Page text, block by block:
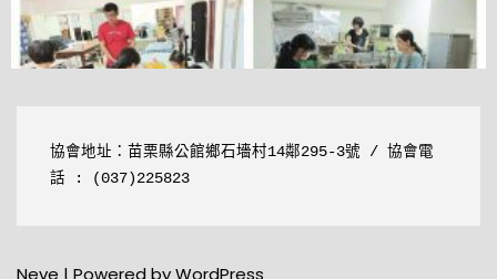
協會地址： 苗栗縣公館鄉石墻村14鄰295-3號 / 協會電
話 : (037)225823
Neve | Powered byWordPress